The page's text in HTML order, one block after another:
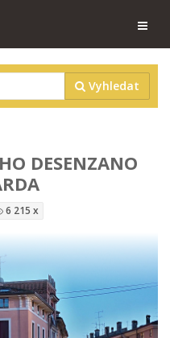
Vyhledat
DESENZANO
6 215 x